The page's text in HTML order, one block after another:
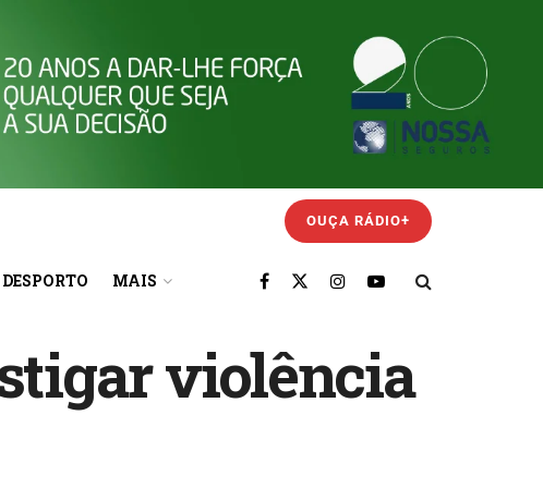
OUÇA RÁDIO+
DESPORTO MAIS
violência